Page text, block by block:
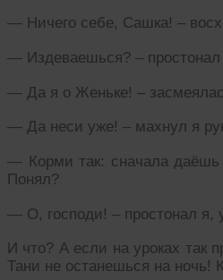
— Ничего себе, Сашка! –
— Издеваешься? –
— Да я о Женьке! –
— Да неси уже! – махнул я
— Корми так: сначала даёшь
Понял?
— О, господи! – простонал я,
И что? А если на уроках так
Тани не останешься на